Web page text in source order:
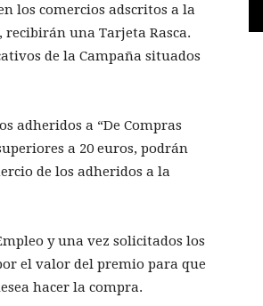
los comercios adscritos a la
recibirán una Tarjeta Rasca.
de la Campaña situados
adheridos a “De Compras
a 20 euros, podrán
de los adheridos a la
y una vez solicitados los
el valor del premio para que
hacer la compra.